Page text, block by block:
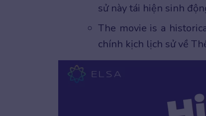
sử này tái hiện sinh
The movie is a
chính kịch lịch sử về